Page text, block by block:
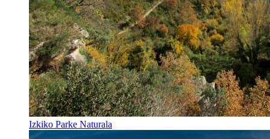
Izkiko Parke Naturala